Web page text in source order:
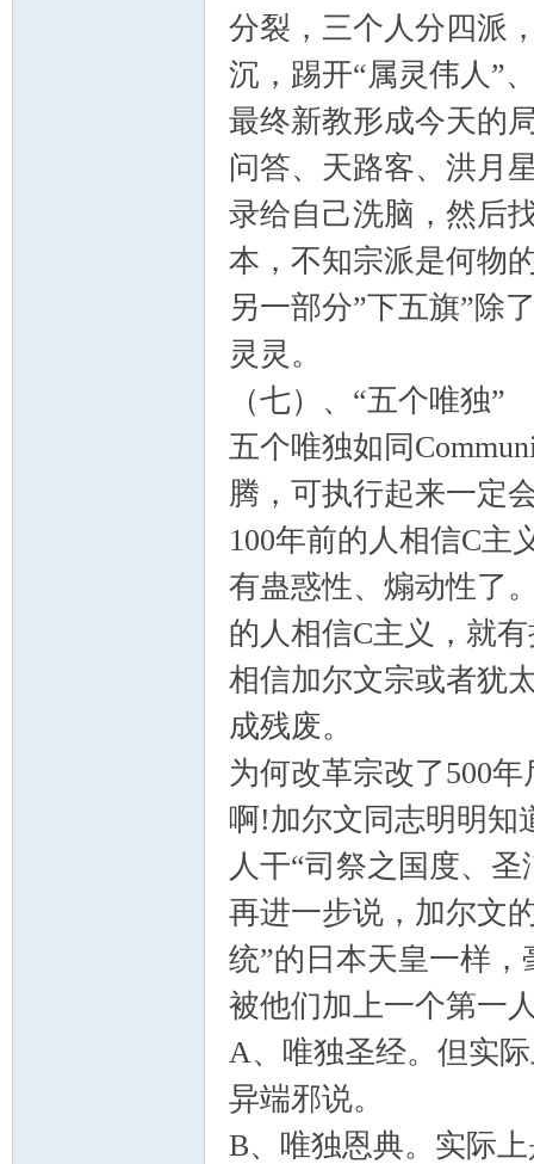
分裂，三个人分四派
沉，踢开“属灵伟人”
最终新教形成今天的
问答、天路客、洪月
录给自己洗脑，然后
本，不知宗派是何物
另一部分”下五旗”除
灵灵。
（七）、“五个唯独”
五个唯独如同
腾，可执行起来一定
100年前的人相信C主
有蛊惑性、煽动性了
的人相信C主义，就
相信加尔文宗或者犹
成残废。
为何改革宗改了500
啊!加尔文同志明明知
人干“司祭之国度、
再进一步说，加尔文
统”的日本天皇一样
被他们加上一个第一
A、唯独圣经。但实
异端邪说。
B、唯独恩典。实际